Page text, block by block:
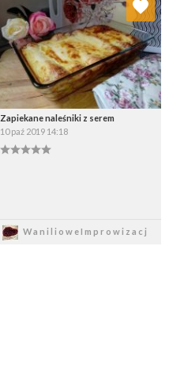
Zapiekane naleśniki z serem
10 paź 2019 14:18
WanilioweImprowizacj
Wybierz listę: